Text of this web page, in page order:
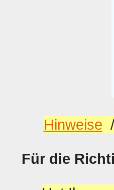
Hinweise
Für die